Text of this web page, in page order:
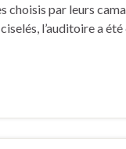
choisis par leurs
l’auditoire a